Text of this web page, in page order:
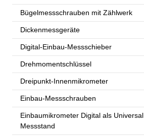
Bügelmessschrauben mit Zählwerk
Dickenmessgeräte
Digital-Einbau-Messschieber
Drehmomentschlüssel
Dreipunkt-Innenmikrometer
Einbau-Messschrauben
Einbaumikrometer Digital als Universal
Messstand